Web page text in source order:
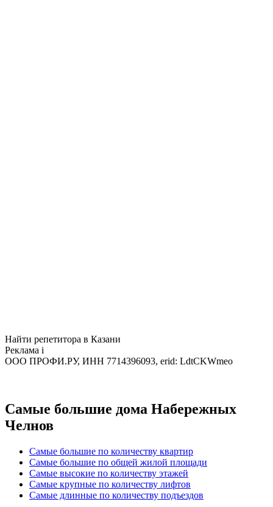
Найти репетитора в Казани
Реклама i
ООО ПРОФИ.РУ, ИНН 7714396093, erid: LdtCKWmeo
Самые большие дома Набережных
Челнов
Самые большие по количеству квартир
Самые большие по общей жилой площади
Самые высокие по количеству этажей
Самые крупные по количеству лифтов
Самые длинные по количеству подъездов